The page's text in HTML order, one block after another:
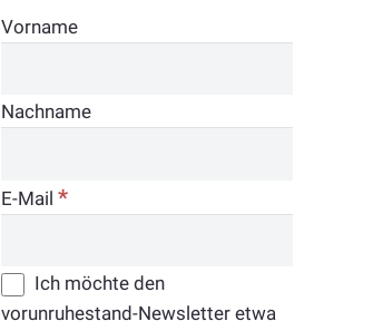
Vorname
Nachname
E-Mail*
Ich möchte den
vorunruhestand-Newsletter etwa